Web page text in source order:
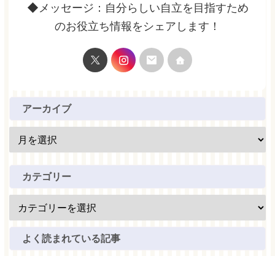
◆メッセージ：自分らしい自立を目指すため
のお役立ち情報をシェアします！
アーカイブ
カテゴリー
よく読まれている記事